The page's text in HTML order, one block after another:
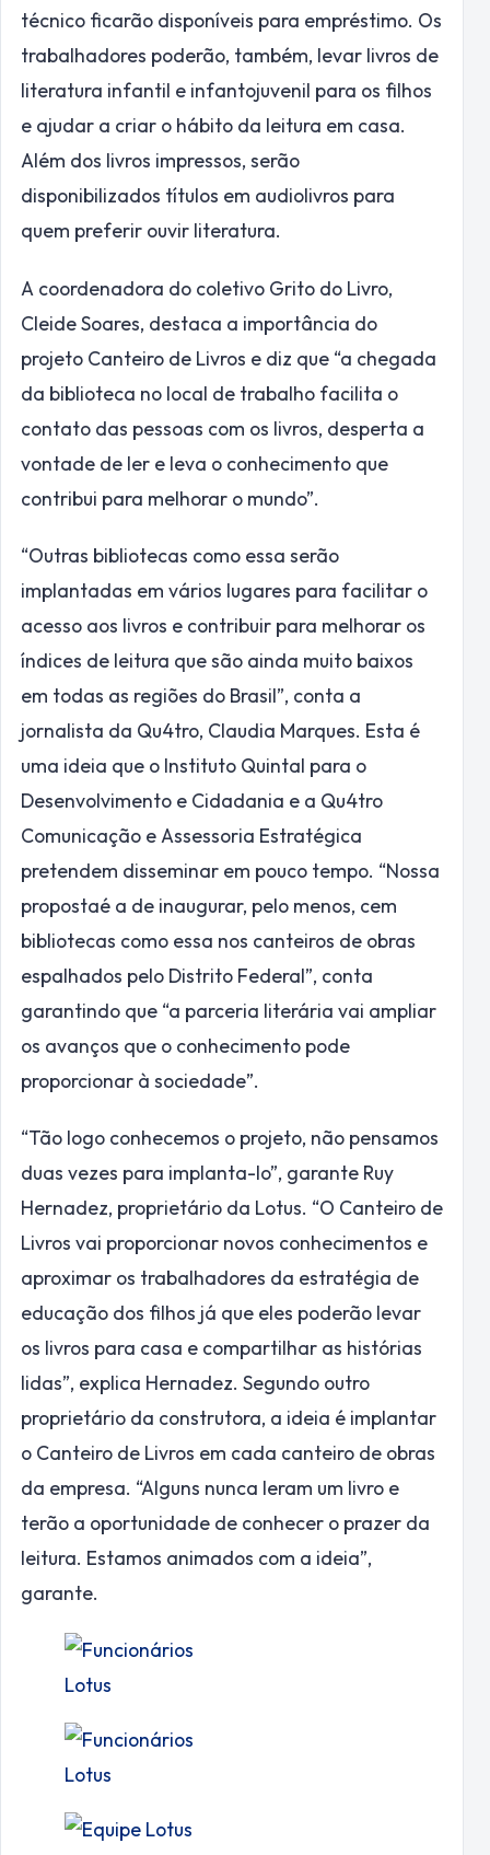
técnico ficarão disponíveis para empréstimo. Os
trabalhadores poderão, também, levar livros de
literatura infantil e infantojuvenil para os filhos
e ajudar a criar o hábito da leitura em casa.
Além dos livros impressos, serão
disponibilizados títulos em audiolivros para
quem preferir ouvir literatura.
A coordenadora do coletivo Grito do Livro,
Cleide Soares, destaca a importância do
projeto Canteiro de Livros e diz que “a chegada
da biblioteca no local de trabalho facilita o
contato das pessoas com os livros, desperta a
vontade de ler e leva o conhecimento que
contribui para melhorar o mundo”.
“Outras bibliotecas como essa serão
implantadas em vários lugares para facilitar o
acesso aos livros e contribuir para melhorar os
índices de leitura que são ainda muito baixos
em todas as regiões do Brasil”, conta a
jornalista da Qu4tro, Claudia Marques. Esta é
uma ideia que o Instituto Quintal para o
Desenvolvimento e Cidadania e a Qu4tro
Comunicação e Assessoria Estratégica
pretendem disseminar em pouco tempo. “Nossa
propostaé a de inaugurar, pelo menos, cem
bibliotecas como essa nos canteiros de obras
espalhados pelo Distrito Federal”, conta
garantindo que “a parceria literária vai ampliar
os avanços que o conhecimento pode
proporcionar à sociedade”.
“Tão logo conhecemos o projeto, não pensamos
duas vezes para implanta-lo”, garante Ruy
Hernadez, proprietário da Lotus. “O Canteiro de
Livros vai proporcionar novos conhecimentos e
aproximar os trabalhadores da estratégia de
educação dos filhos já que eles poderão levar
os livros para casa e compartilhar as histórias
lidas”, explica Hernadez. Segundo outro
proprietário da construtora, a ideia é implantar
o Canteiro de Livros em cada canteiro de obras
da empresa. “Alguns nunca leram um livro e
terão a oportunidade de conhecer o prazer da
leitura. Estamos animados com a ideia”,
garante.